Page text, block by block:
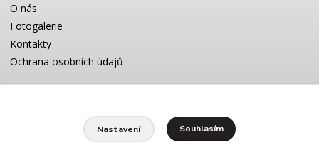
O nás
Fotogalerie
Kontakty
Ochrana osobních údajů
Potřebujete poradit s výběrem? Neváhejte se zeptat:
Nastavení Souhlasím